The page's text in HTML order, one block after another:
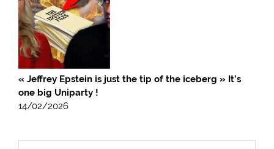
« Jeffrey Epstein is just the tip of the iceberg » It’s
one big Uniparty !
14/02/2026